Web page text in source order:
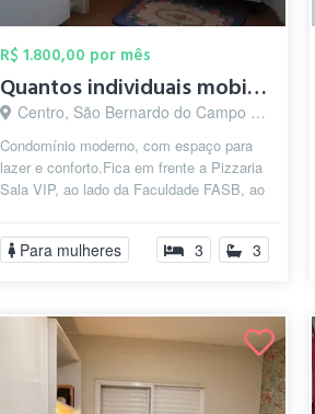
R$ 1.800,00 por mês
Quantos individuais mobiliados
Centro, São Bernardo do Campo - SP
Condomínio moderno, com espaço para
lazer e conforto.Fica em frente a Pizzaria
Sala VIP, ao lado da Faculdade FASB, ao
Para mulheres 3 3